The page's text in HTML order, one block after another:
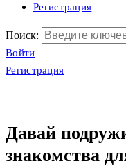
Регистрация
Поиск:
Войти
Регистрация
Давай
знакомства